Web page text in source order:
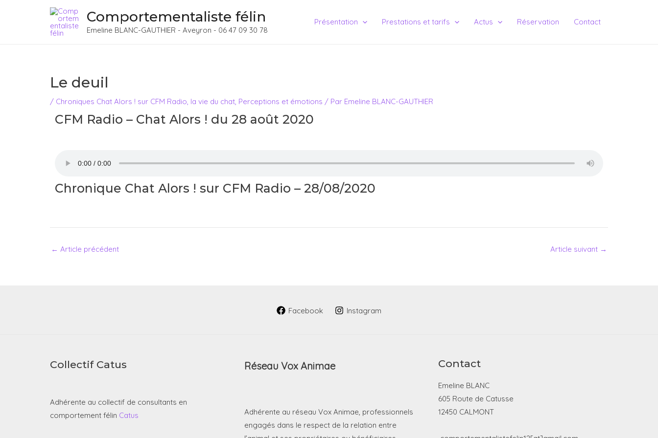
Comportementaliste félin
Emeline BLANC-GAUTHIER - Aveyron - 06 47 09 30 78
Présentation Prestations et tarifs Actus Réservation Contact
Le deuil
/ Chroniques Chat Alors ! sur CFM Radio, la vie du chat, Perceptions et émotions / Par Emeline BLANC-GAUTHIER
CFM Radio – Chat Alors ! du 28 août 2020
Chronique Chat Alors ! sur CFM Radio – 28/08/2020
Navigation
des
articles
← Article précédent Article suivant →
Facebook Instagram
Collectif Catus
Adhérente au collectif de consultants en
comportement félin Catus
Réseau Vox Animae
Adhérente au réseau Vox Animae, professionnels
engagés dans le respect de la relation entre
Contact
Emeline BLANC
605 Route de Catusse
12450 CALMONT